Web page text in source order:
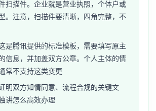
扫描件。企业就是营业执照，个体户或
。注意，扫描件要清晰，四角完整，不
是腾讯提供的标准模板，需要填写原主
信息，并加盖双方公章。个人主体的情
常不支持这类变更
明双方知情同意、流程合规的关键文
讲怎么高效办理